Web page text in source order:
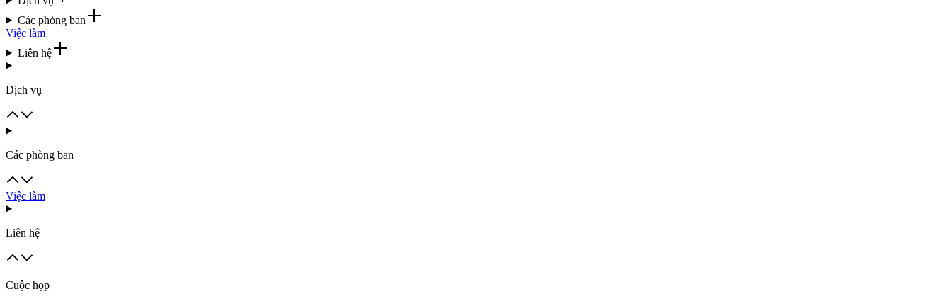
Các phòng ban
Việc làm
Liên hệ
Dịch vụ
Các phòng ban
Việc làm
Liên hệ
Cuộc họp